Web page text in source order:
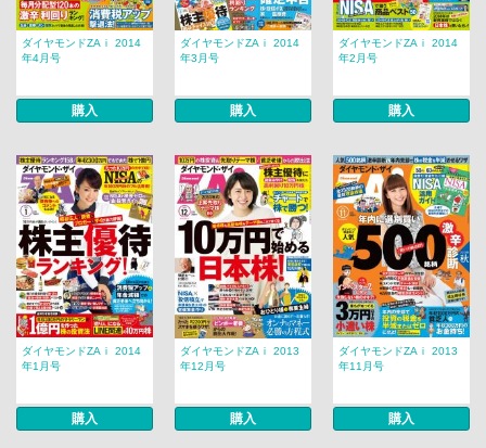
ダイヤモンドZAｉ 2014
年4月号
購入
ダイヤモンドZAｉ 2014
年3月号
購入
ダイヤモンドZAｉ 2014
年2月号
購入
ダイヤモンドZAｉ 2014
年1月号
購入
ダイヤモンドZAｉ 2013
年12月号
購入
ダイヤモンドZAｉ 2013
年11月号
購入